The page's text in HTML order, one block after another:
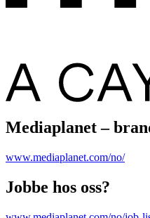
Mediaplanet –
www.mediaplanet.com/no/
Jobbe hos oss?